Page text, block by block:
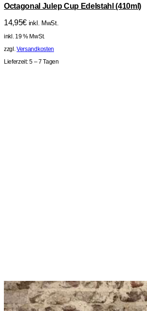
Octagonal Julep Cup Edelstahl (410ml)
14,95€ inkl. MwSt.
inkl. 19 % MwSt.
zzgl.Versandkosten
Lieferzeit:5 – 7 Tagen